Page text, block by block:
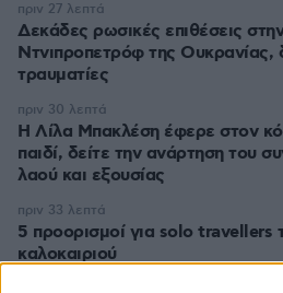
Δεκάδες ρωσικές επιθέσεις
Ντνιπροπετρόφ της Ουκρανίας,
τραυματίες
πριν 27 λεπτά
Η Λίλα Μπακλέση έφερε στον
παιδί, δείτε την ανάρτηση του
λαού και εξουσίας
πριν 30 λεπτά
5 προορισμοί για solo travellers
καλοκαιριού
πριν 33 λεπτά